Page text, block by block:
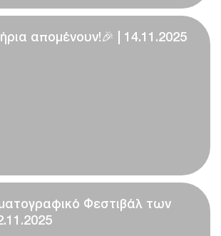
απομένουν!🎉 | 14.11.2025
Φεστιβάλ των